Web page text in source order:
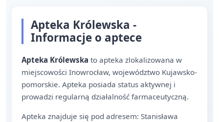
Apteka Królewska -
Informacje o aptece
Apteka Królewska to apteka zlokalizowana w
miejscowości Inowrocław, województwo Kujawsko-
pomorskie. Apteka posiada status aktywnej i
prowadzi regularną działalność farmaceutyczną.
Apteka znajduje się pod adresem: Stanisława